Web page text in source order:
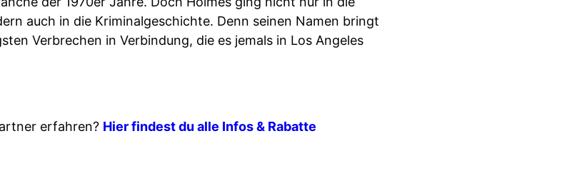
auch in die Kriminalgeschichte. Denn seinen Namen bringt
Verbrechen in Verbindung, die es jemals in Los Angeles
erfahren? Hier findest du alle Infos & Rabatte